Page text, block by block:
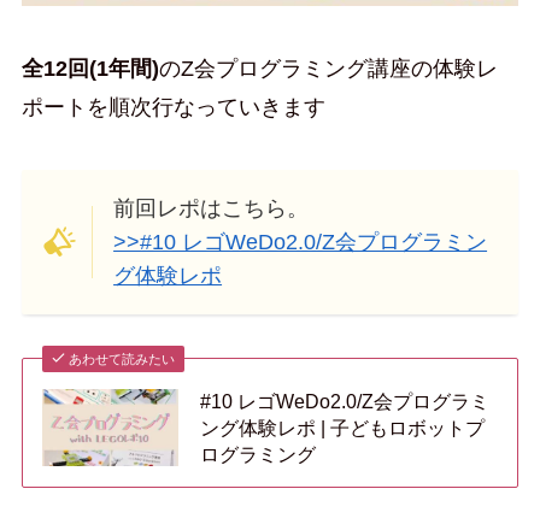
全12回(1年間)のZ会プログラミング講座の体験レ
ポートを順次行なっていきます
前回レポはこちら。
>>#10 レゴWeDo2.0/Z会プログラミン
グ体験レポ
あわせて読みたい
#10 レゴWeDo2.0/Z会プログラミ
ング体験レポ | 子どもロボットプ
ログラミング